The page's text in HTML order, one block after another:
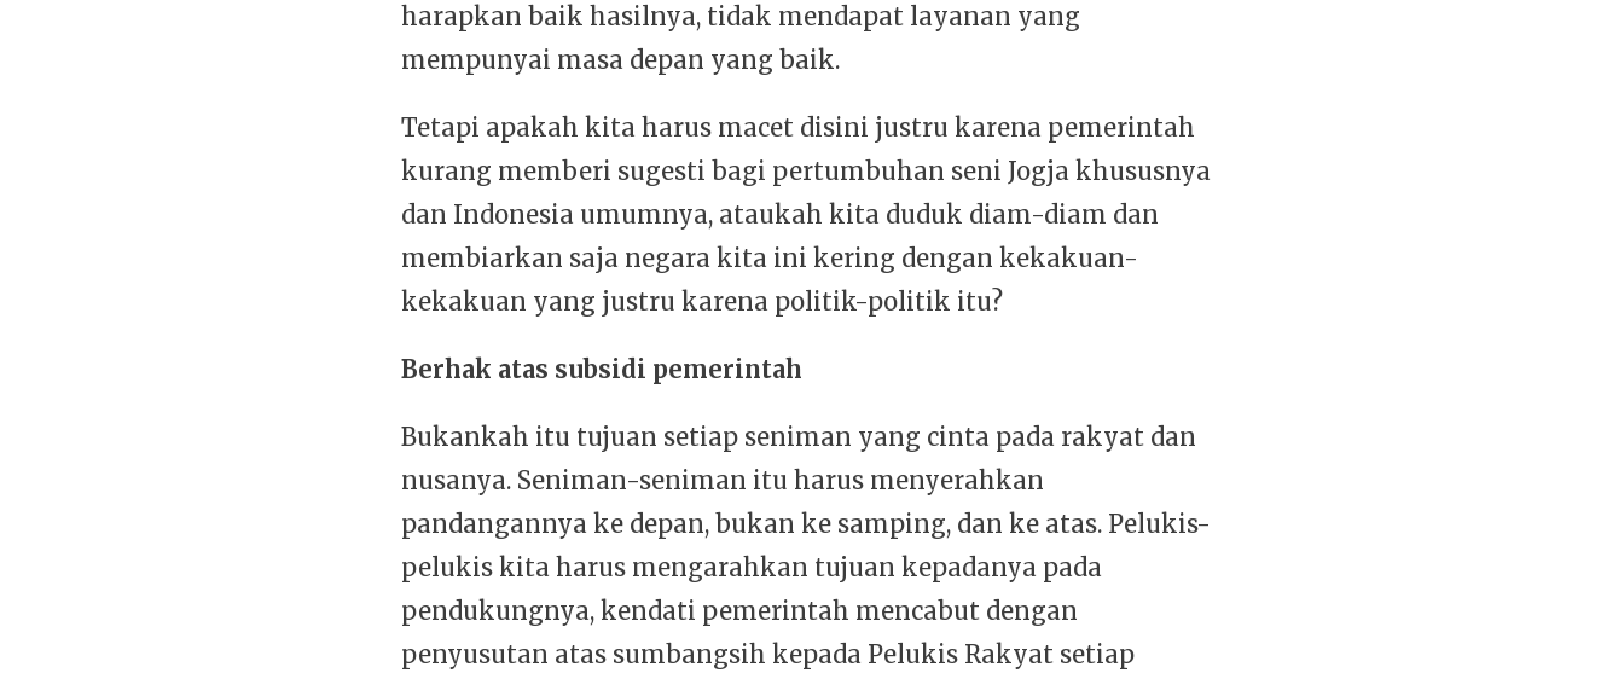
harapkan baik hasilnya, tidak mendapat layanan yang
mempunyai masa depan yang baik.
Tetapi apakah kita harus macet disini justru karena pemerintah
kurang memberi sugesti bagi pertumbuhan seni Jogja khususnya
dan Indonesia umumnya, ataukah kita duduk diam-diam dan
membiarkan saja negara kita ini kering dengan kekakuan-
kekakuan yang justru karena politik-politik itu?
Berhak atas subsidi pemerintah
Bukankah itu tujuan setiap seniman yang cinta pada rakyat dan
nusanya. Seniman-seniman itu harus menyerahkan
pandangannya ke depan, bukan ke samping, dan ke atas. Pelukis-
pelukis kita harus mengarahkan tujuan kepadanya pada
pendukungnya, kendati pemerintah mencabut dengan
penyusutan atas sumbangsih kepada Pelukis Rakyat setiap